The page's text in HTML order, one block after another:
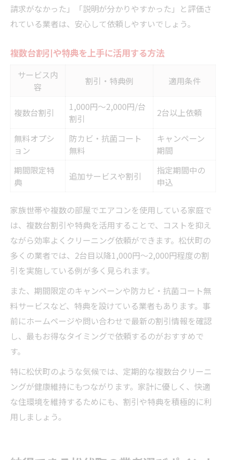
請求がなかった」「説明が分かりやすかった」と評価さ
れている業者は、安心して依頼しやすいでしょう。
複数台割引や特典を上手に活用する方法
サービス内
容
割引・特典例 適用条件
複数台割引
1,000円～2,000円/台
割引
2台以上依頼
無料オプシ
ョン
防カビ・抗菌コート
無料
キャンペーン
期間
期間限定特
典
追加サービスや割引
指定期間中の
申込
家族世帯や複数の部屋でエアコンを使用している家庭で
は、複数台割引や特典を活用することで、コストを抑え
ながら効率よくクリーニング依頼ができます。松伏町の
多くの業者では、2台目以降1,000円～2,000円程度の割
引を実施している例が多く見られます。
また、期間限定のキャンペーンや防カビ・抗菌コート無
料サービスなど、特典を設けている業者もあります。事
前にホームページや問い合わせで最新の割引情報を確認
し、最もお得なタイミングで依頼するのがおすすめで
す。
特に松伏町のような気候では、定期的な複数台クリーニ
ングが健康維持にもつながります。家計に優しく、快適
な住環境を維持するためにも、割引や特典を積極的に利
用しましょう。